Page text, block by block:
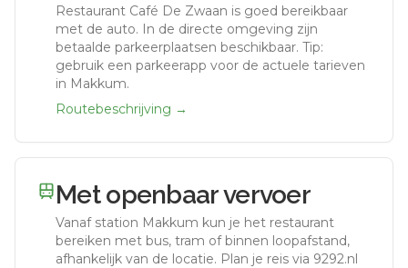
Restaurant Café De Zwaan is goed bereikbaar
met de auto. In de directe omgeving zijn
betaalde parkeerplaatsen beschikbaar. Tip:
gebruik een parkeerapp voor de actuele tarieven
in Makkum.
Routebeschrijving →
Met openbaar vervoer
Vanaf station Makkum kun je het restaurant
bereiken met bus, tram of binnen loopafstand,
afhankelijk van de locatie. Plan je reis via 9292.nl